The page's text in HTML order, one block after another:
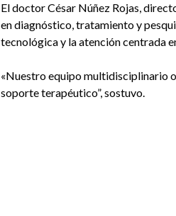
El doctor César Núñez Rojas,
en diagnóstico, tratamiento y
tecnológica y la atención centrada
«Nuestro equipo multidisciplinario
soporte terapéutico”, sostuvo.